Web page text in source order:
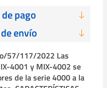
pago
envío
57/117/2022 Las
4001 y MIX-4002 se
de la serie 4000 a la